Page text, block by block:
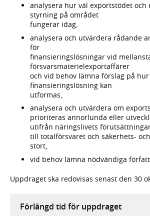
analysera hur väl exportstödet och
styrning på området
fungerar idag,
analysera och utvärdera rådande
för
finansieringslösningar vid
försvarsmaterielexportaffärer
och vid behov lämna förslag på
finansieringslösning kan
utformas,
analysera och utvärdera om
prioriteras annorlunda eller
utifrån näringslivets
till totalförsvaret och säkerhets-
stort,
vid behov lämna nödvändiga
Uppdraget ska redovisas senast den 30
Förlängd tid för uppdraget